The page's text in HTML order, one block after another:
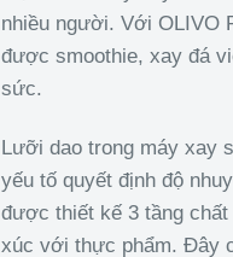
nhiều người. Với OLIVO
được smoothie, xay đá
sức.
Lưỡi dao trong máy xay
yếu tố quyết định độ
được thiết kế 3 tầng
xúc với thực phẩm. Đây